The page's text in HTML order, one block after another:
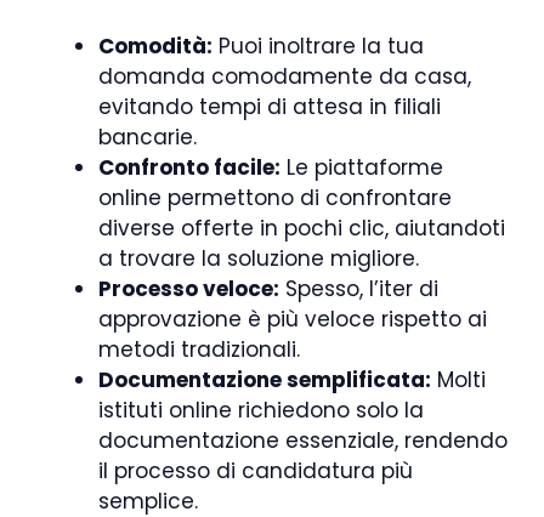
Comodità: Puoi inoltrare la tua
domanda comodamente da casa,
evitando tempi di attesa in filiali
bancarie.
Confronto facile: Le piattaforme
online permettono di confrontare
diverse offerte in pochi clic, aiutandoti
a trovare la soluzione migliore.
Processo veloce: Spesso, l’iter di
approvazione è più veloce rispetto ai
metodi tradizionali.
Documentazione semplificata: Molti
istituti online richiedono solo la
documentazione essenziale, rendendo
il processo di candidatura più
semplice.